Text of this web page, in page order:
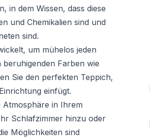
in dem Wissen, dass diese
und Chemikalien sind und
sind.
um mühelos jeden
Farben wie
Sie den perfekten Teppich,
einfügt.
Atmosphäre in Ihrem
Schlafzimmer hinzu oder
Möglichkeiten sind